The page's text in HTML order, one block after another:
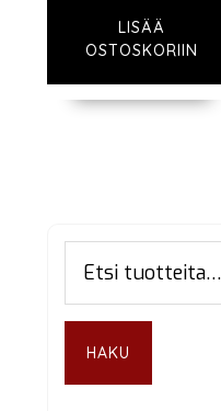
LISÄÄ
OSTOSKORIIN
Ensisijainen
sivupalkki
HAKU